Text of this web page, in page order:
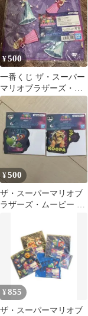
¥500
一番くじ ザ・スーパー
マリオブラザーズ・ム
ービー F賞 ハンドタオ
ル
¥500
ザ・スーパーマリオブ
ラザーズ・ムービー 一
¥855
ザ・スーパーマリオブ